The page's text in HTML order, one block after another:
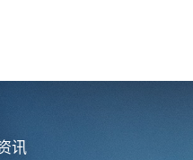
讯